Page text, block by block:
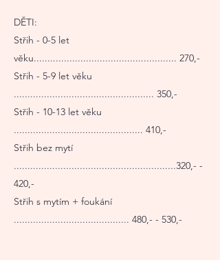
DĚTI:
Střih - 0-5 let
věku.................................................... 270,-
Střih - 5-9 let věku
................................................... 350,-
Střih - 10-13 let věku
............................................... 410,-
Střih bez mytí
...........................................................320,- -
420,-
Střih s mytím + foukání
.......................................... 480,- - 530,-